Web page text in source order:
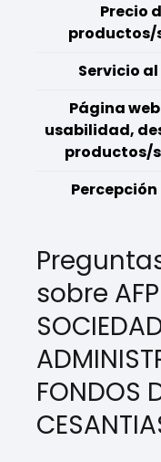
Precio
productos/
Servicio
Página
usabilidad,
productos/
sobre
FONDOS